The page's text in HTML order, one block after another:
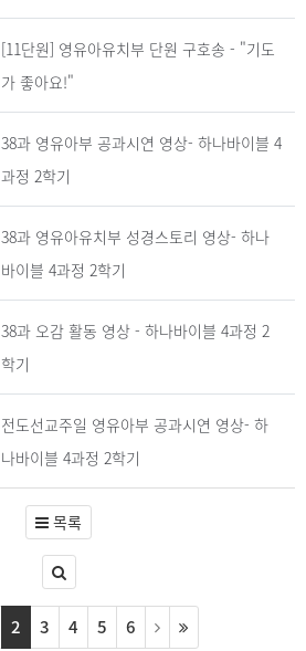
[11단원] 영유아유치부 단원 구호송 - "기도
가 좋아요!"
38과 영유아부 공과시연 영상- 하나바이블 4
과정 2학기
38과 영유아유치부 성경스토리 영상- 하나
바이블 4과정 2학기
38과 오감 활동 영상 - 하나바이블 4과정 2
학기
전도선교주일 영유아부 공과시연 영상- 하
나바이블 4과정 2학기
목록
2 3 4 5 6